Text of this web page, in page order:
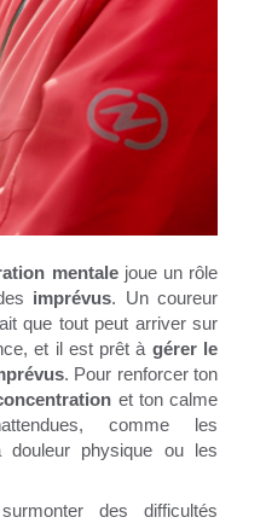
mentalejoue un rôle
imprévus. Un coureur
que tout peut arriver sur
et il est prêt à gérer le
. Pour renforcer ton
et ton calme
comme les
douleur physique ou les
des difficultés